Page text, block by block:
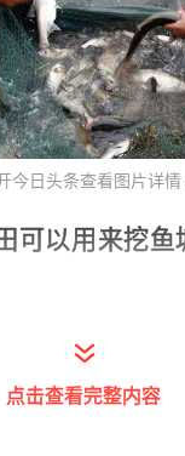
今日头条查看图片详情
可以用来挖鱼
部分农田坚决不
，作为农民首
点击查看完整内容